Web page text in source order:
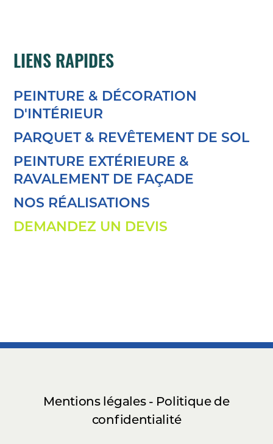
LIENS RAPIDES
PEINTURE & DÉCORATION
D'INTÉRIEUR
PARQUET & REVÊTEMENT DE SOL
PEINTURE EXTÉRIEURE &
RAVALEMENT DE FAÇADE
NOS RÉALISATIONS
DEMANDEZ UN DEVIS
Mentions légales - Politique de
confidentialité